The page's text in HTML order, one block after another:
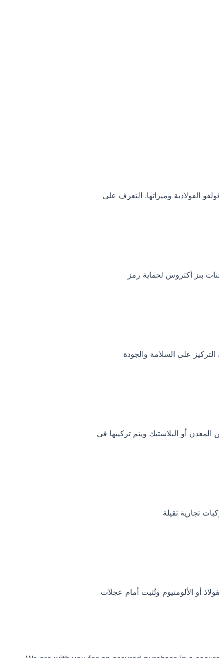
الفولاذية وميزاتها. التعرف على
بنز أكتروس لحماية رمز
على السلامة والجودة
أو البلاستيك ويتم تركيبها في
تجارية ثقيلة
أو الألومنيوم وتُثبت أمام عجلات